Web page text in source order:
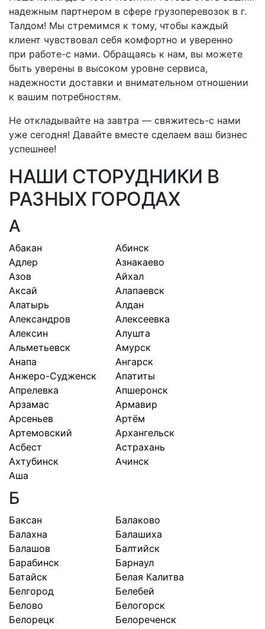
надежным партнером в сфере грузоперевозок в г.
Талдом! Мы стремимся к тому, чтобы каждый
клиент чувствовал себя комфортно и уверенно
при работе-с нами. Обращаясь к нам, вы можете
быть уверены в высоком уровне сервиса,
надежности доставки и внимательном отношении
к вашим потребностям.
Не откладывайте на завтра — свяжитесь-с нами
уже сегодня! Давайте вместе сделаем ваш бизнес
успешнее!
НАШИ СТОРУДНИКИ В
РАЗНЫХ ГОРОДАХ
А
Абакан
Абинск
Адлер
Азнакаево
Азов
Айхал
Аксай
Алапаевск
Алатырь
Алдан
Александров
Алексеевка
Алексин
Алушта
Альметьевск
Амурск
Анапа
Ангарск
Анжеро-Судженск
Апатиты
Апрелевка
Апшеронск
Арзамас
Армавир
Арсеньев
Артём
Артемовский
Архангельск
Асбест
Астрахань
Ахтубинск
Ачинск
Аша
Б
Баксан
Балаково
Балахна
Балашиха
Балашов
Балтийск
Барабинск
Барнаул
Батайск
Белая Калитва
Белгород
Белебей
Белово
Белогорск
Белорецк
Белореченск